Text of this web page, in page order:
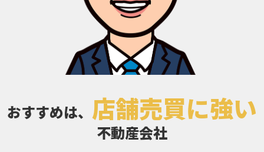
おすすめは、 店舗売買に強い
不動産会社